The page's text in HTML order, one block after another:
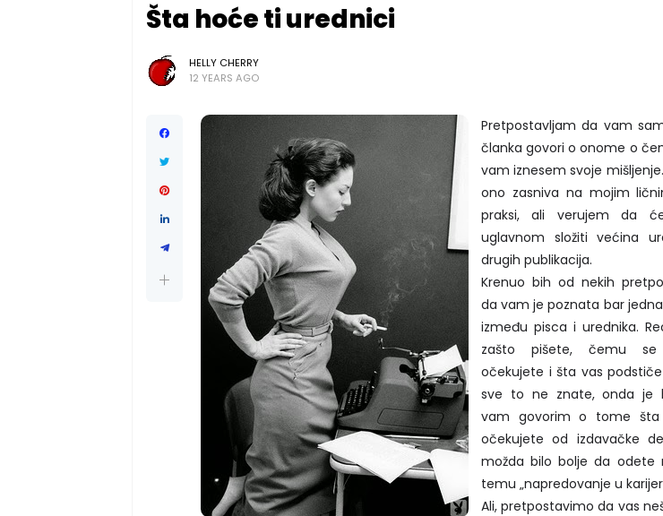
Šta hoće ti urednici
HELLY CHERRY
12 YEARS AGO
Pretpostavljam da vam
članka govori o onome o
vam iznesem svoje
ono zasniva na mojim
praksi, ali verujem da
uglavnom složiti većina
drugih publikacija.
Krenuo bih od nekih
da vam je poznata bar
između pisca i urednika.
zašto pišete, čemu
očekujete i šta vas
sve to ne znate, onda je
vam govorim o tome
očekujete od izdavačke
možda bilo bolje da odete
temu „napredovanje u
Ali, pretpostavimo da vas